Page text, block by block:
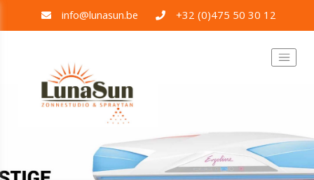
info@lunasun.be +32 (0)475 50 30 12